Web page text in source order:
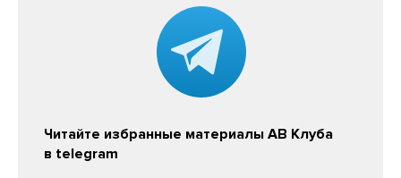
Читайте избранные материалы АВ Клуба
в telegram